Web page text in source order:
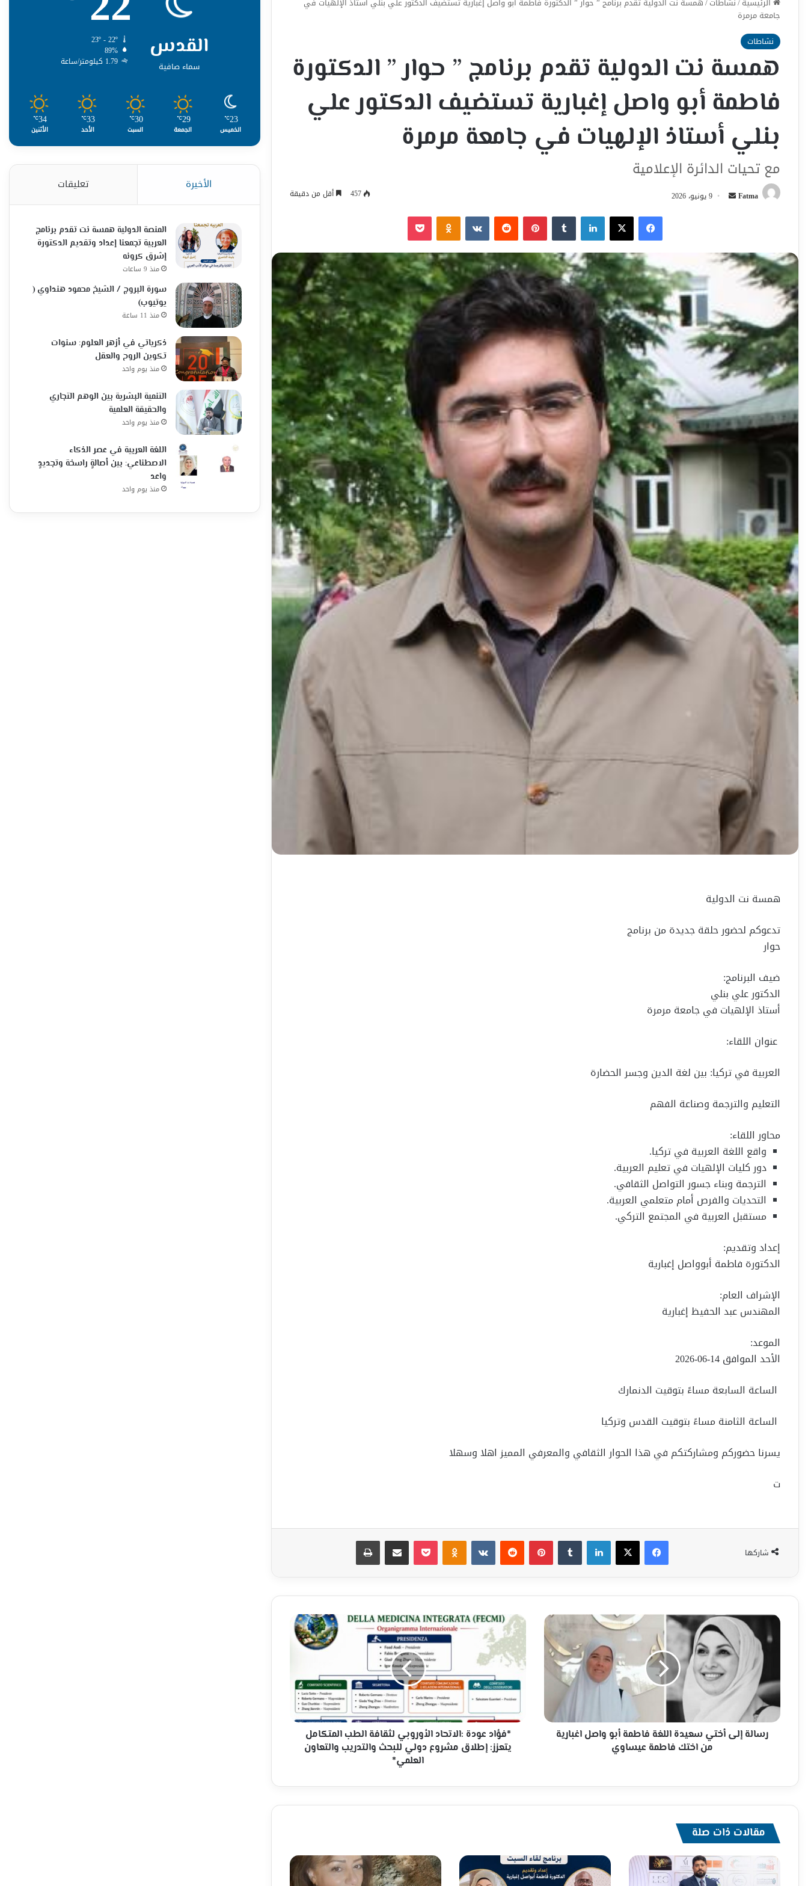
جامعة مرمرة
نشاطات
همسة نت الدولية تقدم برنامج ” حوار ” الدكتورة
فاطمة أبو واصل إغبارية تستضيف الدكتور علي
بنلي أستاذ الإلهيات في جامعة مرمرة
مع تحيات الدائرة الإعلامية
Fatma
أرسل 9 يونيو، 2026 457 أقل من دقيقة
فيسبوك‫X لينكدإن بينتيريست Odnoklassniki
‫Pocket
همسة نت الدولية
تدعوكم لحضور حلقة جديدة من برنامج
حوار
ضيف البرنامج:
الدكتور علي بنلي
أستاذ الإلهيات في جامعة مرمرة
عنوان اللقاء:
العربية في تركيا: بين لغة الدين وجسر الحضارة
التعليم والترجمة وصناعة الفهم
محاور اللقاء:
واقع اللغة العربية في تركيا.
دور كليات الإلهيات في تعليم العربية.
الترجمة وبناء جسور التواصل الثقافي.
التحديات والفرص أمام متعلمي العربية.
مستقبل العربية في المجتمع التركي.
إعداد وتقديم:
الدكتورة فاطمة أبوواصل إغبارية
الإشراف العام:
المهندس عبد الحفيظ إغبارية
الموعد:
الأحد الموافق 14-06-2026
الساعة السابعة مساءً بتوقيت الدنمارك
الساعة الثامنة مساءً بتوقيت القدس وتركيا
يسرنا حضوركم ومشاركتكم في هذا الحوار الثقافي والمعرفي المميز اهلا وسهلا
ت
شاركها
فيسبوك‫X لينكدإن بينتيريست Odnoklassniki
‫Pocket مشاركة عبر البريد طباعة
رسالة
إلى
أختي
سعيدة
فاطمة
أبو
واصل
اغبارية
رسالة إلى أختي سعيدة اللغة فاطمة أبو واصل اغبارية
من اختك فاطمة عيساوي
*فؤاد
عودة
:الاتحاد
الأوروبي
لثقافة
الطب
المتكامل
يتعزز:
إطلاق
مشروع
دولي
والتعاون
*فؤاد عودة :الاتحاد الأوروبي لثقافة الطب المتكامل
يتعزز: إطلاق مشروع دولي للبحث والتدريب والتعاون
العلمي*
مقالات ذات صلة
القدس
سماء صافية
23º - 22º
89%
1.79 كيلومتر/ساعة
23
℃
الخميس
29
℃
الجمعة
30
℃
السبت
33
℃
الأحد
34
℃
الأثنين
الأخيرة تعليقات
المنصة الدولية همسة نت تقدم برنامج
العربية تجمعنا إعداد وتقديم الدكتورة
إشرق كرونه
منذ 9 ساعات
سورة البروج / الشيخ محمود هنداوي (
يوتيوب)
منذ 11 ساعة
ذكرياتي في أزهر العلوم: سنوات
تكوين الروح والعقل
منذ يوم واحد
التنمية البشرية بين الوهم التجاري
والحقيقة العلمية
منذ يوم واحد
اللغة العربية في عصر الذكاء
الاصطناعي: بين أصالةٍ راسخة وتجديدٍ
واعد
منذ يوم واحد